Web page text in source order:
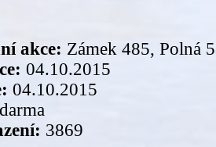
akce: Zámek 485, Polná
04.10.2015
04.10.2015
3869